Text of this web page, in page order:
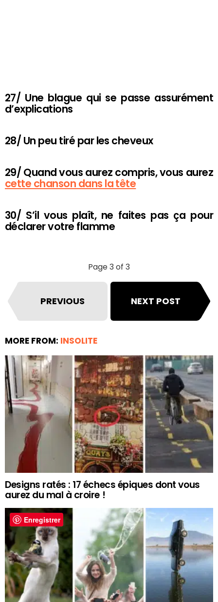
27/ Une blague qui se passe assurément
d’explications
28/ Un peu tiré par les cheveux
29/ Quand vous aurez compris, vous aurez
cette chanson dans la tête
30/ S’il vous plaît, ne faites pas ça pour
déclarer votre flamme
Page 3 of 3
PREVIOUS NEXT POST
MORE FROM: INSOLITE
Designs ratés : 17 échecs épiques dont vous
aurez du mal à croire !
Enregistrer